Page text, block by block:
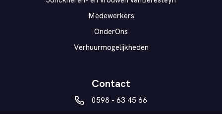
Medewerkers
OnderOns
Verhuurmogelijkheden
Contact
0598 - 63 45 66